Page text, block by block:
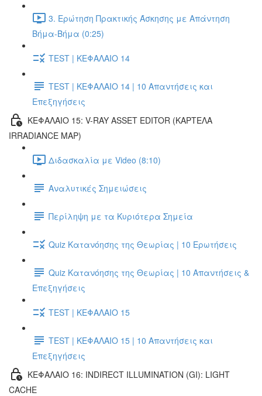
3. Ερώτηση Πρακτικής Άσκησης με Απάντηση
Βήμα-Βήμα (0:25)
TEST | ΚΕΦΑΛΑΙΟ 14
TEST | ΚΕΦΑΛΑΙΟ 14 | 10 Απαντήσεις και
Επεξηγήσεις
ΚΕΦΑΛΑΙΟ 15: V-RAY ASSET EDITOR (ΚΑΡΤΕΛΑ
IRRADIANCE MAP)
Διδασκαλία με Video (8:10)
Αναλυτικές Σημειώσεις
Περίληψη με τα Κυριότερα Σημεία
Quiz Κατανόησης της Θεωρίας | 10 Ερωτήσεις
Quiz Κατανόησης της Θεωρίας | 10 Απαντήσεις &
Επεξηγήσεις
TEST | ΚΕΦΑΛΑΙΟ 15
TEST | ΚΕΦΑΛΑΙΟ 15 | 10 Απαντήσεις και
Επεξηγήσεις
ΚΕΦΑΛΑΙΟ 16: INDIRECT ILLUMINATION (GI): LIGHT
CACHE